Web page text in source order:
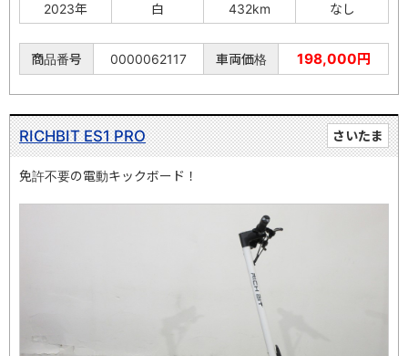
2023年
白 432km なし
商品番号 0000062117 車両価格 198,000円
さいたま
RICHBIT ES1 PRO
免許不要の電動キックボード！